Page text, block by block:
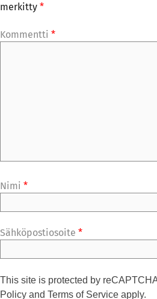
merkitty *
Kommentti *
Nimi *
Sähköpostiosoite *
This site is protected by
Policy and Terms of Service apply.